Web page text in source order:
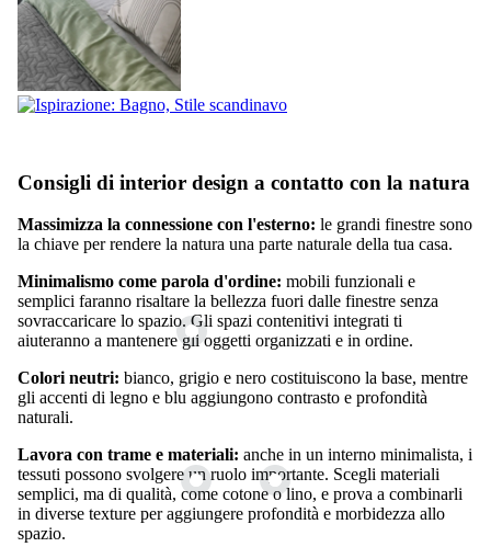
Consigli di interior design a contatto con la natura
Massimizza la connessione con l'esterno: le grandi finestre sono
la chiave per rendere la natura una parte naturale della tua casa.
Minimalismo come parola d'ordine: mobili funzionali e
semplici faranno risaltare la bellezza fuori dalle finestre senza
sovraccaricare lo spazio. Gli spazi contenitivi integrati ti
aiuteranno a mantenere gli oggetti organizzati e in ordine.
Colori neutri: bianco, grigio e nero costituiscono la base, mentre
gli accenti di legno e blu aggiungono contrasto e profondità
naturali.
Lavora con trame e materiali: anche in un interno minimalista, i
tessuti possono svolgere un ruolo importante. Scegli materiali
semplici, ma di qualità, come cotone o lino, e prova a combinarli
in diverse texture per aggiungere profondità e morbidezza allo
spazio.